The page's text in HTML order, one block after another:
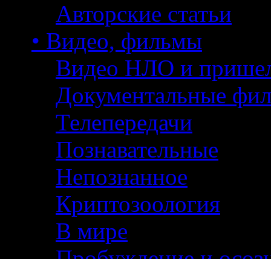
Авторские статьи
• Видео, фильмы
Видео НЛО и
Документальные
Телепередачи
Познавательные
Непознанное
Криптозоология
В мире